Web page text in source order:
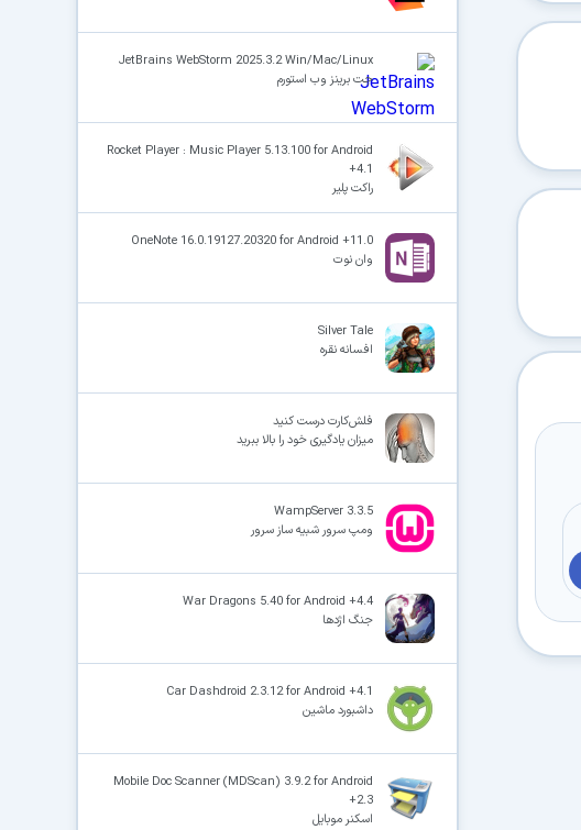
JetBrains WebStorm 2025.3.2 Win/Mac/Linux
جت برینز وب استورم
Rocket Player : Music Player 5.13.100 for Android
+4.1
راکت پلیر
OneNote 16.0.19127.20320 for Android +11.0
وان نوت
Silver Tale
افسانه نقره
فلش‌کارت درست کنید
میزان یادگیری خود را بالا ببرید
WampServer 3.3.5
ومپ سرور شبیه ساز سرور
War Dragons 5.40 for Android +4.4
جنگ اژدها
Car Dashdroid 2.3.12 for Android +4.1
داشبورد ماشین
Mobile Doc Scanner (MDScan) 3.9.2 for Android
+2.3
اسکنر موبایل